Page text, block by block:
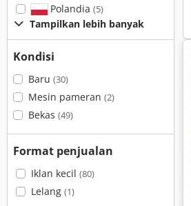
Polandia (5)
Tampilkan lebih banyak
Kondisi
Baru (30)
Mesin pameran (2)
Bekas (49)
Format penjualan
Iklan kecil (80)
Lelang (1)
Vdf Tos